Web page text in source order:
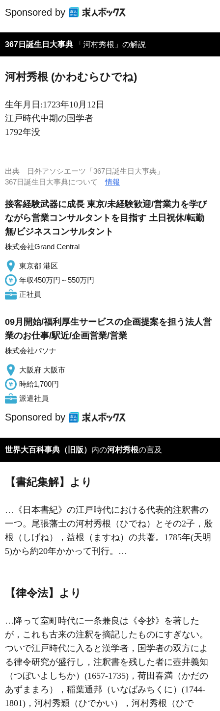
Sponsored by
367日誕生日大事典 「河村秀根」の解説
河村秀根 (かわむらひでね)
生年月日:1723年10月12日
江戸時代中期の国学者
1792年没
出典
日外アソシエーツ「367日誕生日大事典」
367日誕生日大事典について情報
接客経験武器に成長 東京/未経験歓迎/営業力を学び
ながら営業コンサルタントを目指す 土日祝休/転勤
無/ビジネスコンサルタント
株式会社Grand Central
東京都 港区
年収450万円～550万円
正社員
09月開始/福利厚生サービスの企画提案を担う法人営
業のお仕事/駅近/企画営業/営業
株式会社パソナ
大阪府 大阪市
時給1,700円
派遣社員
Sponsored by
世界大百科事典（旧版） 内の河村秀根の言及
【書紀集解】より
…《日本書紀》の江戸時代における代表的注釈書の
一つ。尾張藩士の河村秀根 （ひでね）とその2子，殷
根（しげね），益根（ますね）の共著。1785年(天明
5)から約20年かかって刊行。…
【律令法】より
…降って室町時代に一条兼良は《令抄》を著した
が，これも古来の注釈を摘記したものにすぎない。
ついで江戸時代に入ると漢学者，国学者の双方によ
る律令研究が盛行し，注釈書を残した者に壺井義知
（つぼいよしちか）(1657‐1735)， 荷田春満 （かだの
あずままろ），稲葉通邦（いなばみちくに）(1744‐
1801)， 河村秀穎 （ひでかい）， 河村秀根 （ひで